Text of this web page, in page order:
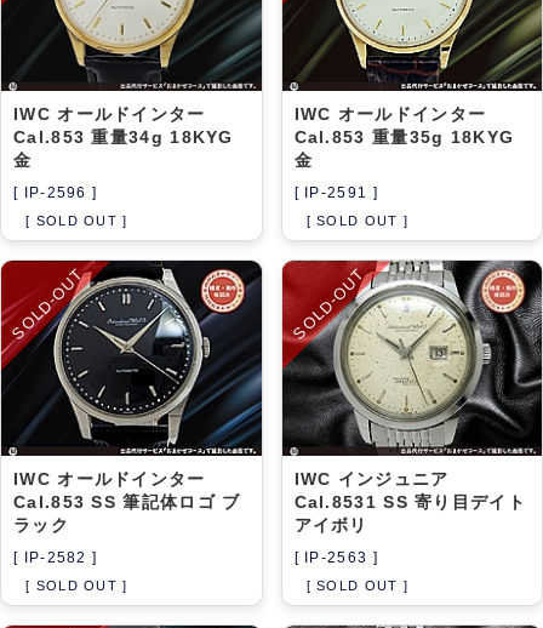
IWC オールドインター
Cal.853 重量34g 18KYG
金
[ IP-2596 ]
[ SOLD OUT ]
IWC オールドインター
Cal.853 重量35g 18KYG
金
[ IP-2591 ]
[ SOLD OUT ]
SOLD-OUT
IWC オールドインター
Cal.853 SS 筆記体ロゴ ブ
ラック
[ IP-2582 ]
[ SOLD OUT ]
SOLD-OUT
IWC インジュニア
Cal.8531 SS 寄り目デイト
アイボリ
[ IP-2563 ]
[ SOLD OUT ]